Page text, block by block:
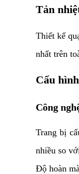
Tản
Thiết kế
nhất trên
Cấu
Công
Trang bị
nhiều so
Độ hoàn